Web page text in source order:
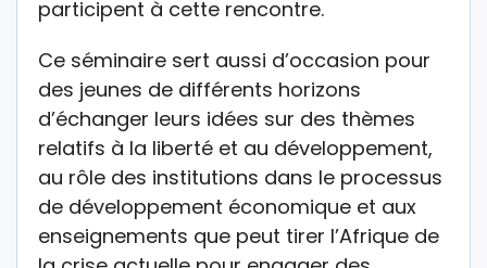
participent à cette rencontre.
Ce séminaire sert aussi d’occasion pour
des jeunes de différents horizons
d’échanger leurs idées sur des thèmes
relatifs à la liberté et au développement,
au rôle des institutions dans le processus
de développement économique et aux
enseignements que peut tirer l’Afrique de